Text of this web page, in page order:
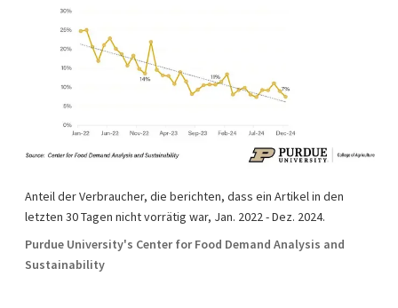
Anteil der Verbraucher, die berichten, dass ein Artikel in den
letzten 30 Tagen nicht vorrätig war, Jan. 2022 - Dez. 2024.
Purdue University's Center for Food Demand Analysis and
Sustainability